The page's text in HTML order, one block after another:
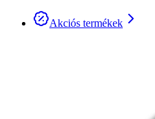
Akciós termékek